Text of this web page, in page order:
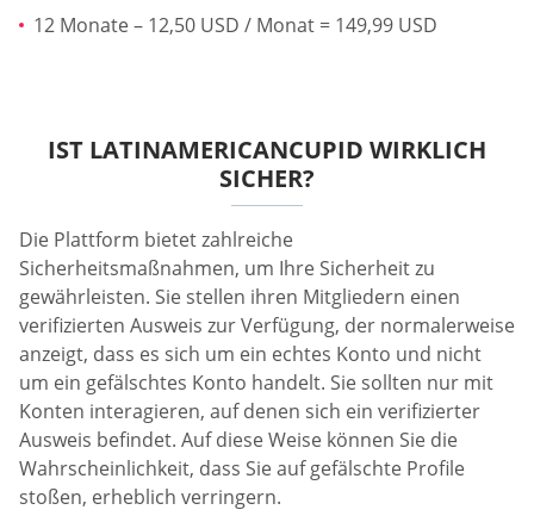
12 Monate – 12,50 USD / Monat = 149,99 USD
IST LATINAMERICANCUPID WIRKLICH
SICHER?
Die Plattform bietet zahlreiche
Sicherheitsmaßnahmen, um Ihre Sicherheit zu
gewährleisten. Sie stellen ihren Mitgliedern einen
verifizierten Ausweis zur Verfügung, der normalerweise
anzeigt, dass es sich um ein echtes Konto und nicht
um ein gefälschtes Konto handelt. Sie sollten nur mit
Konten interagieren, auf denen sich ein verifizierter
Ausweis befindet. Auf diese Weise können Sie die
Wahrscheinlichkeit, dass Sie auf gefälschte Profile
stoßen, erheblich verringern.